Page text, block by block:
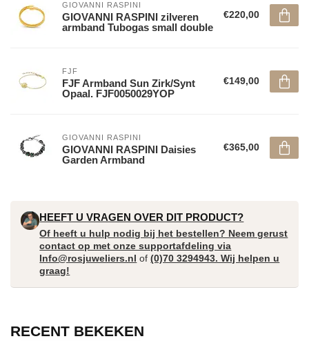
GIOVANNI RASPINI
GIOVANNI RASPINI zilveren
armband Tubogas small double
€220,00
FJF
FJF Armband Sun Zirk/Synt
Opaal. FJF0050029YOP
€149,00
GIOVANNI RASPINI
GIOVANNI RASPINI Daisies
Garden Armband
€365,00
HEEFT U VRAGEN OVER DIT PRODUCT?
Of heeft u hulp nodig bij het bestellen? Neem gerust
contact op met onze supportafdeling via
Info@rosjuweliers.nl of(0)70 3294943. Wij helpen u
graag!
RECENT BEKEKEN